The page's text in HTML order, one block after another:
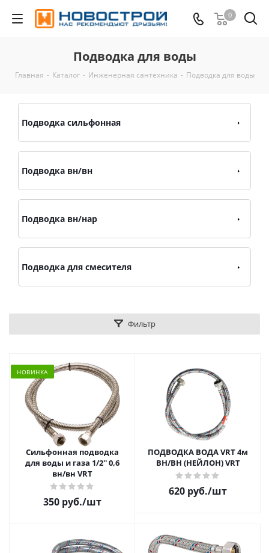
0
Подводка для воды
Главная - Каталог - Инженерная сантехника - Подводка для воды
Подводка сильфонная
Подводка вн/вн
Подводка вн/нар
Подводка для смесителя
Фильтр
НОВИНКА
Сильфонная подводка
для воды и газа 1/2'' 0,6
вн/вн VRT
350 руб./шт
ПОДВОДКА ВОДА VRT 4м
ВН/ВН (НЕЙЛОН) VRT
620 руб./шт